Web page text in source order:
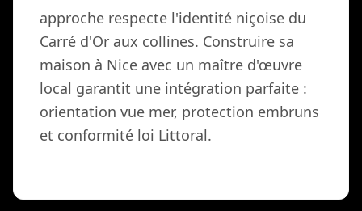
approche respecte l'identité niçoise du
Carré d'Or aux collines. Construire sa
maison à Nice avec un maître d'œuvre
local garantit une intégration parfaite :
orientation vue mer, protection embruns
et conformité loi Littoral.